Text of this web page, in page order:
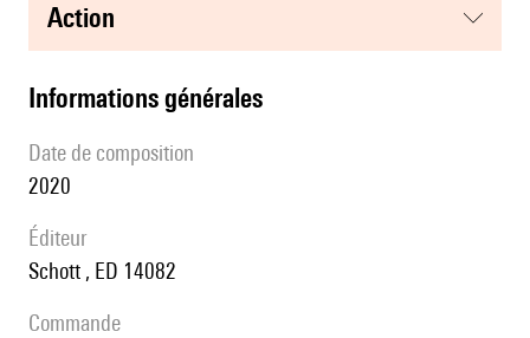
action
informations générales
date de composition
2020
éditeur
Schott , ED 14082
Commande